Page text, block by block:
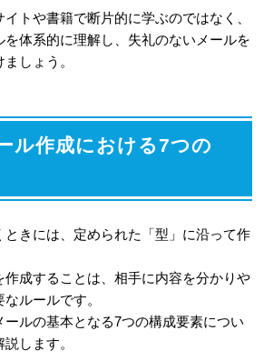
連絡先を明記し、送信者
を明確にする
相手に送る挨拶のメール
対応をお願いする依頼のメ
ュール調整をお願いする日
トや書籍で断片的に学ぶのではなく、
体系的に理解し、失礼のないメールを
しょう。
ル作成における7つの
ときには、定められた「型」に沿って作
作成することは、相手に内容を分かりや
ルールです。
ールの基本となる7つの構成要素につい
します。